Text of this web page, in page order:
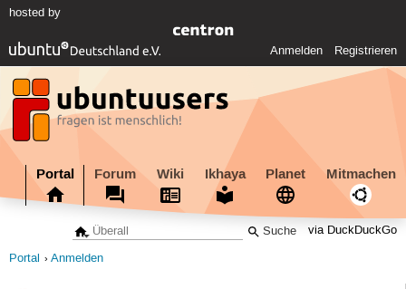
hosted by
Anmelden Registrieren
Portal Forum Wiki Ikhaya Planet Mitmachen
via DuckDuckGo
Portal Anmelden